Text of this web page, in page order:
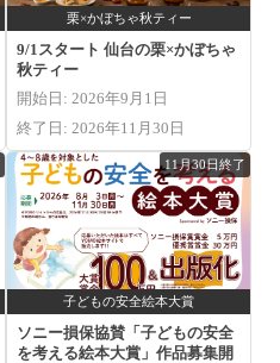
栗×かぼちゃ秋ティー
9/1スタート 仙台の栗×かぼちゃ
秋ティー
開始日: 2026年9月1日
終了日: 2026年11月30日
11月30日終了
子どもの安全絵本大賞
ソニー損保協賛「子どもの安全
を考える絵本大賞」作品募集開